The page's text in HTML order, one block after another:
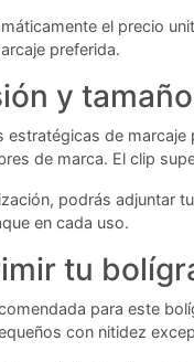
el precio
preferida.
y
de
de marca. El clip
podrás adjuntar
en cada uso.
tu
para este
con nitidez